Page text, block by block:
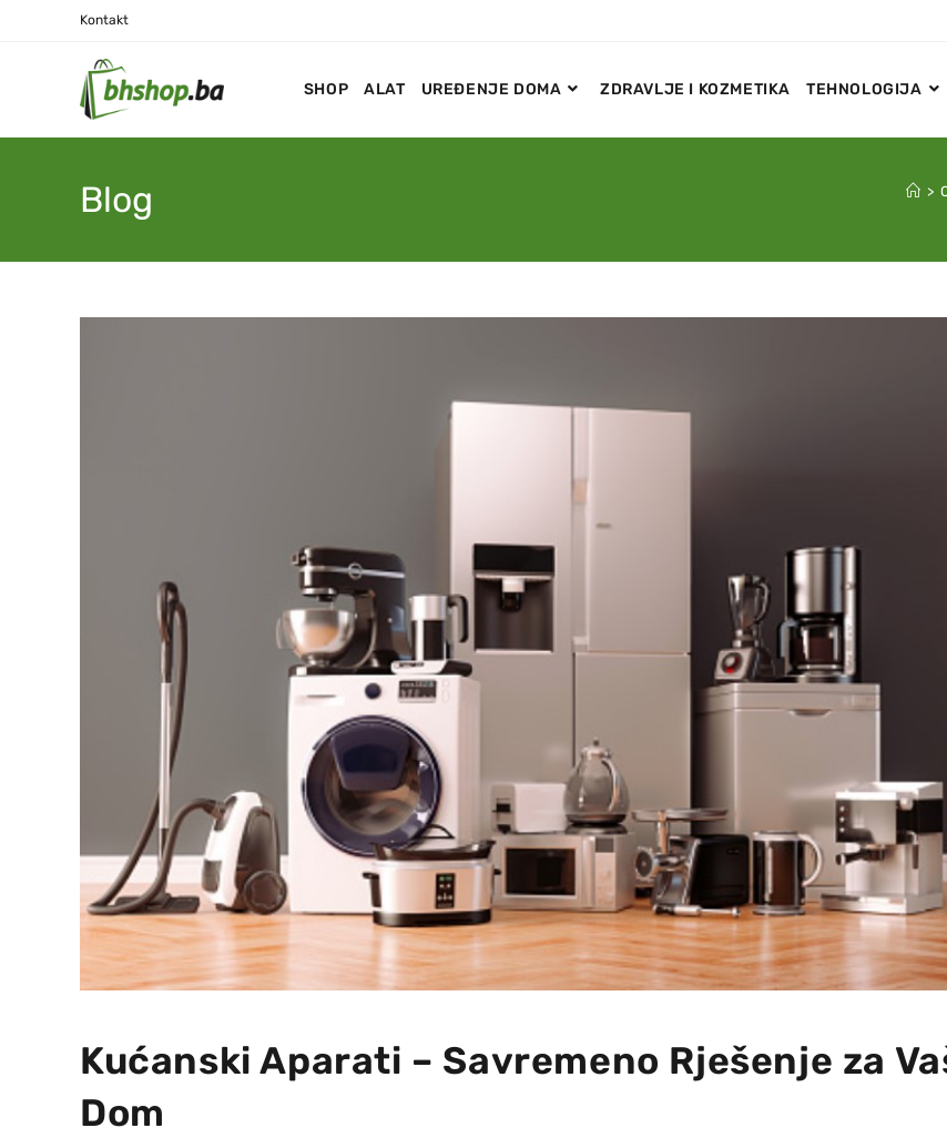
Kontakt
SHOP ALAT UREĐENJE DOMA ZDRAVLJE I KOZMETIKA TEHNOLOGIJA
Blog >
Kućanski Aparati – Savremeno Rješenje za
Dom